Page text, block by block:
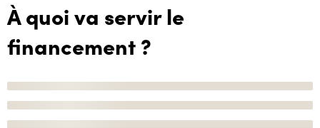
À quoi va servir le
financement ?